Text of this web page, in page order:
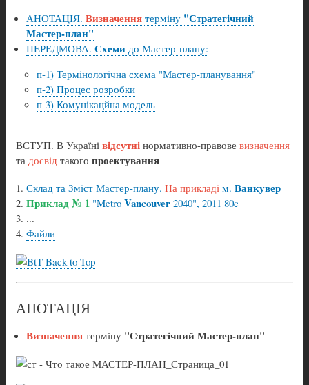
АНОТАЦІЯ. Визначення терміну "Стратегічний
Мастер-план"
ПЕРЕДМОВА. Схеми до Мастер-плану:
п-1) Термінологічна схема "Мастер-планування"
п-2) Процес розробки
п-3) Комунікацйна модель
ВСТУП. В Україні відсутні нормативно-правове визначення
та досвід такого проектування
Склад та Зміст Мастер-плану. На прикладі м. Ванкувер
Приклад № 1 "Metro Vancouver 2040", 2011 80c
...
Файли
Back to Top
АНОТАЦІЯ
Визначення терміну "Стратегічний Мастер-план"